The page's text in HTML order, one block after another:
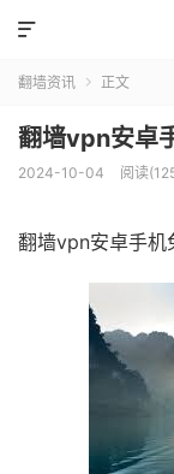

翻墙资讯  正文
翻墙vpn安卓
2024-10-04 阅读
翻墙vpn安卓手机